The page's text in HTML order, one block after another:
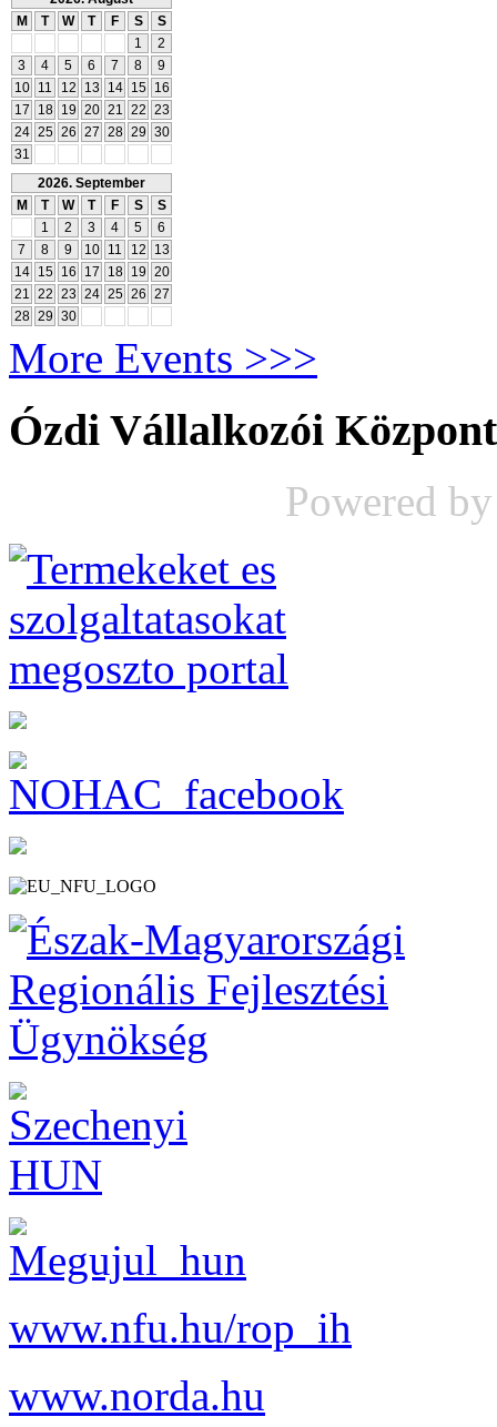
M
T W T F S
S
1
2
3
4 5 6 7 8
9
10
11 12 13 14 15
16
17
18 19 20 21 22 23
24 25 26 27 28 29 30
31
2026. September
M
T W T F S
S
1
2 3 4 5
6
7
8 9 10 11 12
13
14
15 16 17 18 19 20
21 22 23 24 25 26 27
28 29 30
More Events >>>
Ózdi Vállalkozói
Powered
www.nfu.hu/rop_ih
www.norda.hu